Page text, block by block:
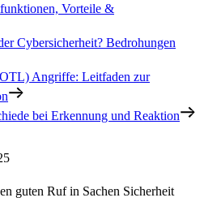
Vorteile &
Cybersicherheit? Bedrohungen
Angriffe: Leitfaden zur
bei Erkennung und Reaktion
guten Ruf in Sachen Sicherheit